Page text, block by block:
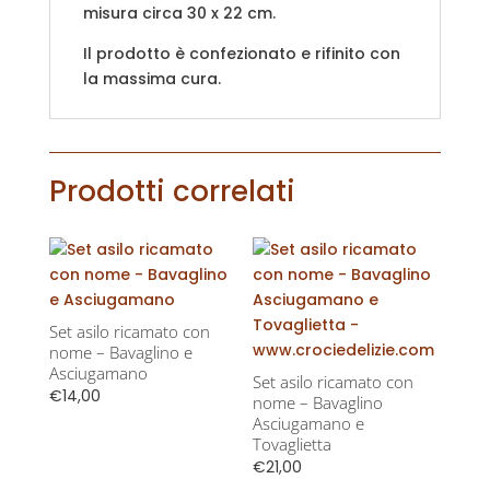
misura circa 30 x 22 cm.
Il prodotto è confezionato e rifinito con
la massima cura.
Prodotti correlati
Set asilo ricamato con
nome – Bavaglino e
Asciugamano
€14,00
Set asilo ricamato con
nome – Bavaglino
Asciugamano e
Tovaglietta
€21,00